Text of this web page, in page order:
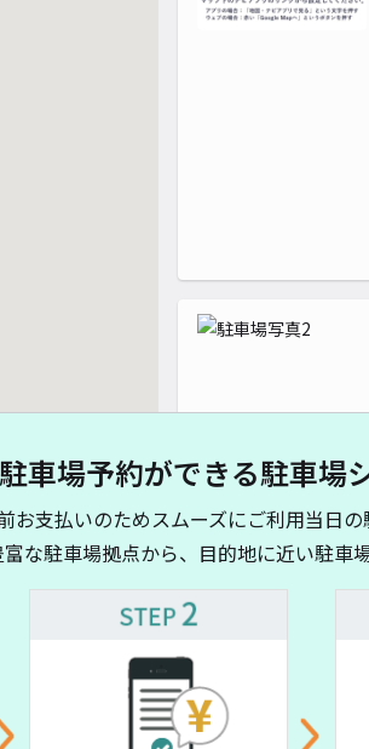
車場予約ができる駐車場
お支払いのためスムーズにご利用当日の
な駐車場拠点から、目的地に近い駐車